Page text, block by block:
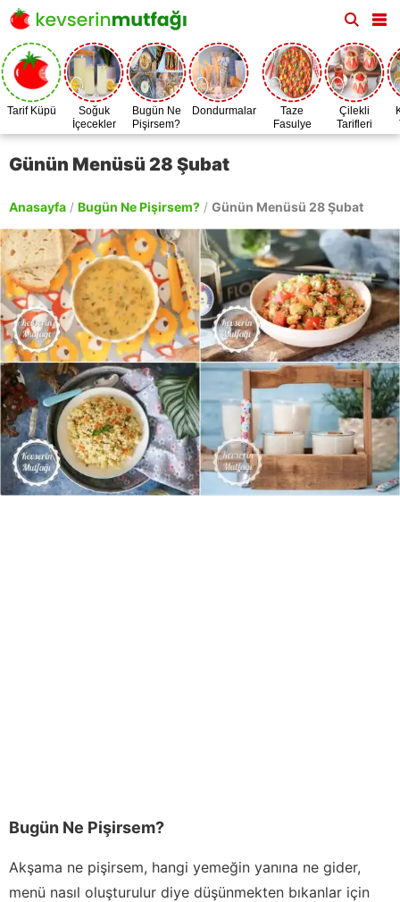
Tarif Küpü
Soğuk
İçecekler
Bugün Ne
Pişirsem?
Dondurmalar
Taze
Fasulye
Zamanı
Çilekli
Tarifleri
Günün Menüsü 28 Şubat
Anasayfa / Bugün Ne Pişirsem? / Günün Menüsü 28 Şubat
Bugün Ne Pişirsem?
Akşama ne pişirsem, hangi yemeğin yanına ne gider,
menü nasıl oluşturulur diye düşünmekten bıkanlar için